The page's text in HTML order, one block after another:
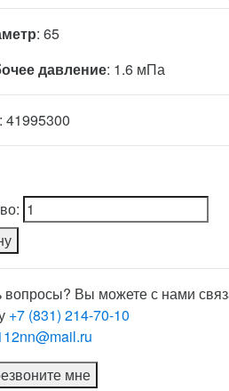
: 65
давление: 1.6 мПа
: 41995300
вопросы? Вы можете с нами
+7 (831) 214-70-10
мне